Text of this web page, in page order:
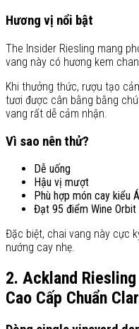
Hương vị nổi bật
The Insider Riesling mang
vang này có hương kem
Khi thưởng thức, rượu tạo
tươi được cân bằng bằng
vang rất dễ cảm nhận.
Vì sao nên thử?
Dễ uống
Hậu vị mượt
Phù hợp món cay kiểu Á
Đạt 95 điểm Wine Orbit
Đặc biệt, chai vang này cực
nướng cay nhẹ.
2. Ackland
Cao Cấp Chuẩn